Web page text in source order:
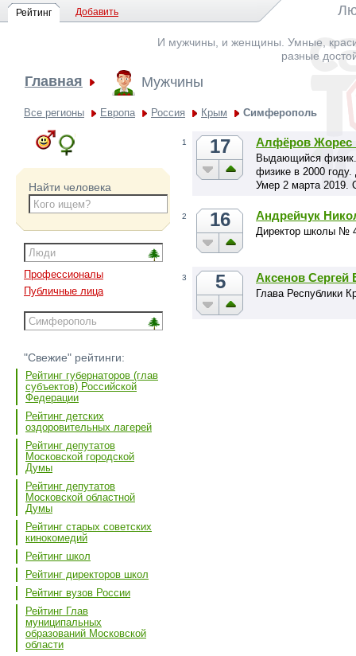
Рейтинг Добавить
И мужчины, и женщины. Умные,
разные
Главная Мужчины
Все регионы Европа Россия Крым Симферополь
Найти человека
Профессионалы
Публичные лица
"Свежие" рейтинги:
Рейтинг губернаторов (глав
субъектов) Российской
Федерации
Рейтинг детских
оздоровительных лагерей
Рейтинг депутатов
Московской городской
Думы
Рейтинг депутатов
Московской областной
Думы
Рейтинг старых советских
кинокомедий
Рейтинг школ
Рейтинг директоров школ
Рейтинг вузов России
Рейтинг Глав
муниципальных
образований Московской
области
1 17 Алфёров Жорес
Выдающийся физик.
физике в 2000
Умер 2 марта 2019.
2 16 Андрейчук
Директор школы №
3 5 Аксенов Сергей
Глава Республики